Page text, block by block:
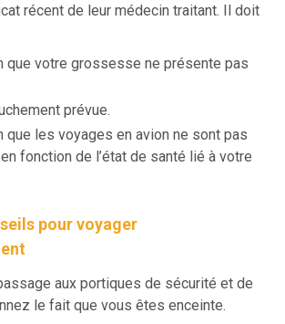
récent de leur médecin traitant. Il doit
que votre grossesse ne présente pas
prévue.
que les voyages en avion ne sont pas
fonction de l’état de santé lié à votre
pour voyager
aux portiques de sécurité et de
le fait que vous êtes enceinte.